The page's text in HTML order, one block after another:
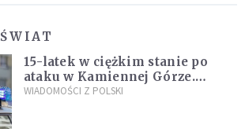
ŚWIAT
15-latek w ciężkim stanie po
ataku w Kamiennej Górze.
Policja zatrzymała dwóch
WIADOMOŚCI Z POLSKI